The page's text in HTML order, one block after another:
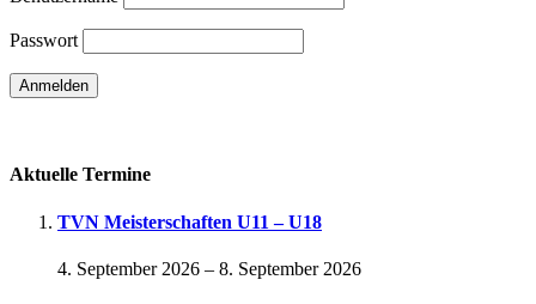
Passwort
Aktuelle Termine
TVN Meisterschaften U11 – U18
4. September 2026 – 8. September 2026